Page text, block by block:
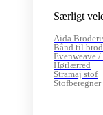
Særligt
Aida
Bånd til
Evenweave
Hørlærred
Stramaj stof
Stofberegner